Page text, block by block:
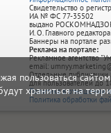
пользоваться
храниться на
Свидетельство о
ИА № ФС 77‑35502
выдано
И. О. Главного
Баннеры на портале
Реклама на портале:
Рекламное агентство
email:
Отдельные
для пользователей до
Политика в отношении
Политика обработки